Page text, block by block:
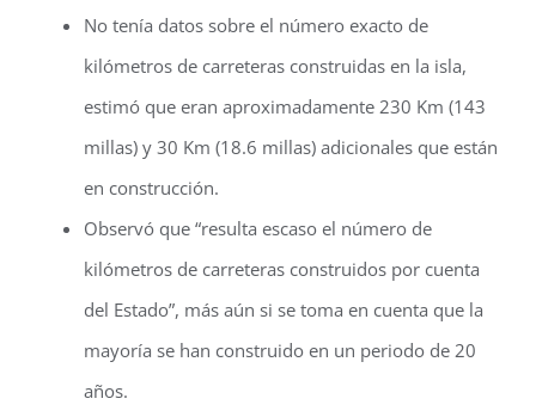
No tenía datos sobre el número exacto de
kilómetros de carreteras construidas en la isla,
estimó que eran aproximadamente 230 Km (143
millas) y 30 Km (18.6 millas) adicionales que están
en construcción.
Observó que “resulta escaso el número de
kilómetros de carreteras construidos por cuenta
del Estado”, más aún si se toma en cuenta que la
mayoría se han construido en un periodo de 20
años.